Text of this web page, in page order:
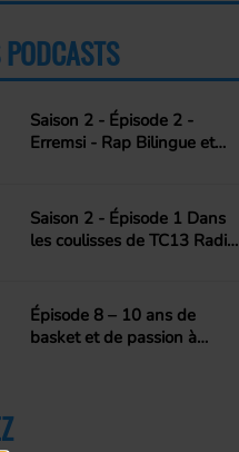
Saison 2 - Épisode 2 -
Erremsi - Rap Bilingue et
Saison 2 - Épisode 1 Dans
les coulisses de TC13 Radio,
Épisode 8 – 10 ans de
basket et de passion à